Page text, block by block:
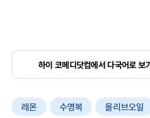
하이 코메디닷컴에서 다국어로 보
레몬 수영복 올리브오일